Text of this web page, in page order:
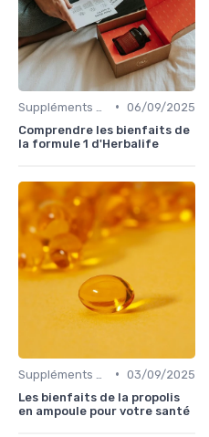
• 06/09/2025
Comprendre les bienfaits de
la formule 1 d'Herbalife
• 03/09/2025
Les bienfaits de la propolis
en ampoule pour votre santé